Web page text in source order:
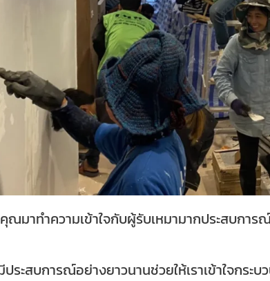
คุณมาทำความเข้าใจกับผู้รับเหมามากประสบก
ประสบการณ์อย่างยาวนานช่วยให้เราเข้าใจกร